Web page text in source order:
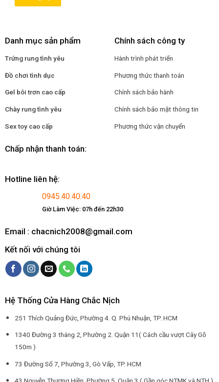
Danh mục sản phẩm
Trứng rung tình yêu
Đồ chơi tình dục
Gel bôi trơn cao cấp
Chày rung tình yêu
Sex toy cao cấp
Chính sách công ty
Hành trình phát triển
Phương thức thanh toán
Chính sách bảo hành
Chính sách bảo mật thông tin
Phương thức vận chuyển
Chấp nhận thanh toán:
Hotline liên hệ:
0945.40.40.40
Giờ Làm Việc: 07h đến 22h30
Email : chacnich2008@gmail.com
Kết nối với chúng tôi
Hệ Thống Cửa Hàng Chắc Nịch
251 Thích Quảng Đức, Phường 4. Q. Phú Nhuận, TP. HCM
1340 Đường 3 tháng 2, Phường 2. Quận 11( Cách cầu vượt Cây Gõ
150m )
73 Đường Số 7, Phường 3, Gò Vấp, TP. HCM